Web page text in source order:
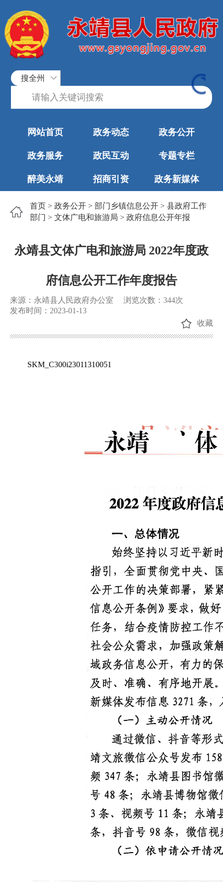
搜全州
网站首页 政务动态 政务公开
政务服务 政民互动 专题专栏
醉美永靖 招商引资 政务新媒体
首页 > 政务公开 > 部门乡镇信息公开 > 县政府工作
部门 > 文体广电和旅游局 > 政府信息公开年报
永靖县文体广电和旅游局 2022年度政
府信息公开工作年度报告
来源：永靖县人民政府办公室 浏览次数： 344次
发布时间：2023-01-13
收藏
SKM_C300i23011310051